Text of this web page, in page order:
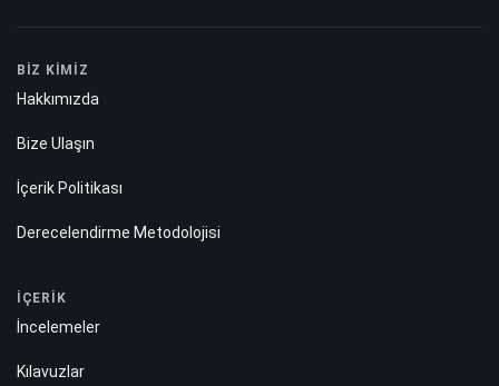
BİZ KİMİZ
Hakkımızda
Bize Ulaşın
İçerik Politikası
Derecelendirme Metodolojisi
İÇERİK
İncelemeler
Kılavuzlar